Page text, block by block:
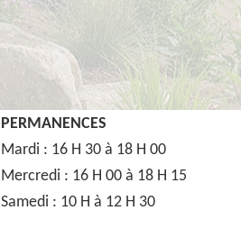
PERMANENCES
Mardi : 16 H 30 à 18 H 00
Mercredi : 16 H 00 à 18 H 15
Samedi : 10 H à 12 H 30